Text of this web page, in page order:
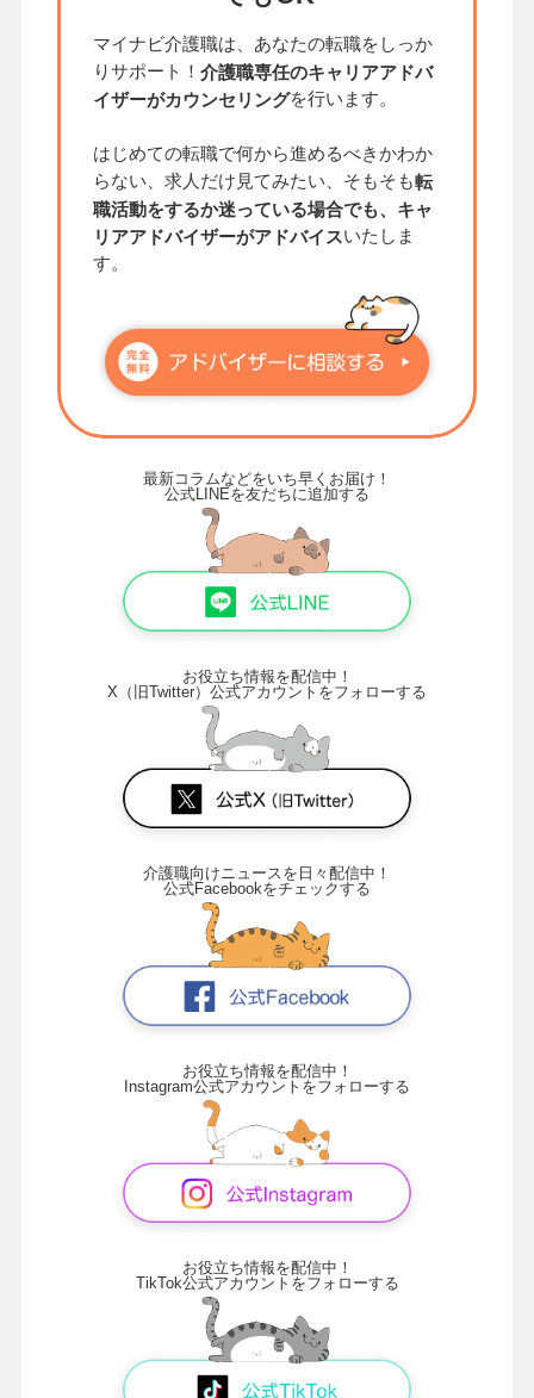
マイナビ介護職は、あなたの転職をしっか
りサポート！ 介護職専任のキャリアアドバ
イザーがカウンセリングを行います。
はじめての転職で何から進めるべきかわか
らない、求人だけ見てみたい、そもそも転
職活動をするか迷っている場合でも、キャ
リアアドバイザーがアドバイスいたしま
す。
最新コラムなどをいち早くお届け！
公式LINEを友だちに追加する
お役立ち情報を配信中！
X（旧Twitter）公式アカウントをフォローする
介護職向けニュースを日々配信中！
公式Facebookをチェックする
お役立ち情報を配信中！
Instagram公式アカウントをフォローする
お役立ち情報を配信中！
TikTok公式アカウントをフォローする